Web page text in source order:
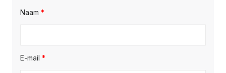
Naam *
E-mail *